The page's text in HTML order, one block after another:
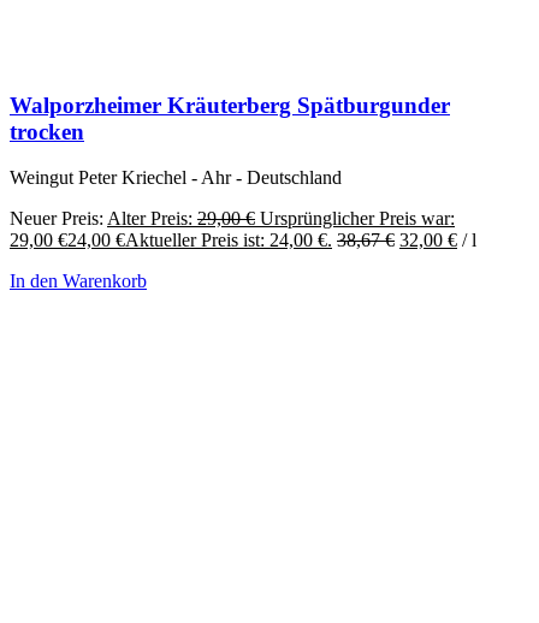
Walporzheimer Kräuterberg Spätburgunder
trocken
Weingut Peter Kriechel - Ahr - Deutschland
Neuer Preis: Alter Preis: 29,00€ Ursprünglicher Preis war:
29,00 €24,00 €Aktueller Preis ist: 24,00 €. 38,67€ 32,00 € /l
In den Warenkorb